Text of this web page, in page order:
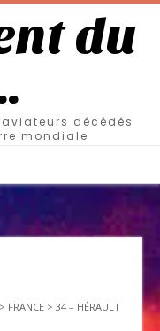
du
décédés
mondiale
> FRANCE > 34 – HÉRAULT